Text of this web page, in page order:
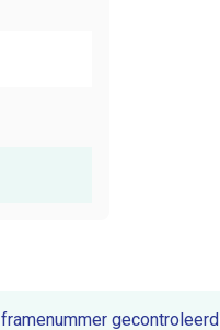
framenummer gecontroleerd